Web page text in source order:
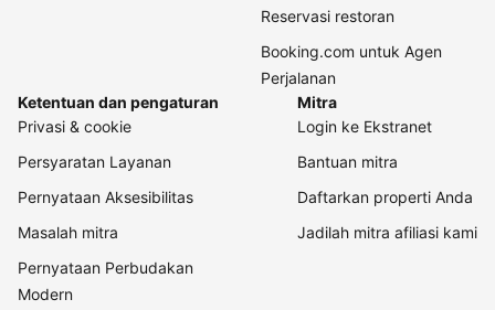
Reservasi restoran
Booking.com untuk Agen
Perjalanan
Ketentuan dan pengaturan
Privasi & cookie
Persyaratan Layanan
Pernyataan Aksesibilitas
Masalah mitra
Pernyataan Perbudakan
Modern
Mitra
Login ke Ekstranet
Bantuan mitra
Daftarkan properti Anda
Jadilah mitra afiliasi kami